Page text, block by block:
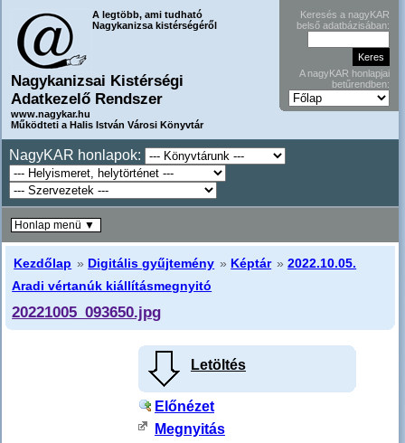
A legtöbb, ami tudható
Nagykanizsa kistérségéről
Nagykanizsai Kistérségi
Adatkezelő Rendszer
www.nagykar.hu
Működteti a Halis István Városi Könyvtár
Keresés a nagyKAR
belső adatbázisában:
A nagyKAR honlapjai
betűrendben:
NagyKAR honlapok:
Kezdőlap » Digitális gyűjtemény » Képtár »2022.10.05.
Aradi vértanúk kiállításmegnyitó
20221005_093650.jpg
Letöltés
Előnézet
Megnyitás
Honlap menü ▼